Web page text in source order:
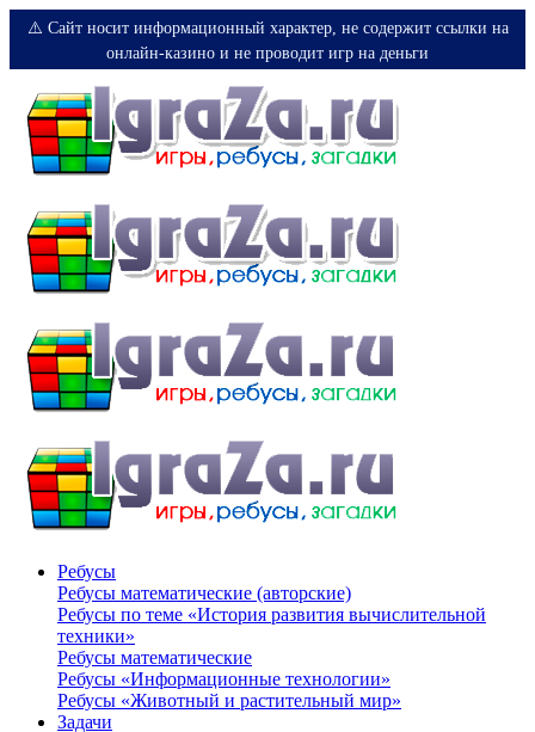
⚠️ Сайт носит информационный характер, не содержит ссылки на
онлайн-казино и не проводит игр на деньги
Ребусы
Ребусы математические (авторские)
Ребусы по теме «История развития вычислительной
техники»
Ребусы математические
Ребусы «Информационные технологии»
Ребусы «Животный и растительный мир»
Задачи